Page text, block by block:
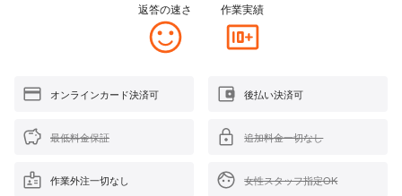
返答の速さ 作業実績
オンラインカード決済可 後払い決済可
最低料金保証 追加料金一切なし
作業外注一切なし 女性スタッフ指定OK